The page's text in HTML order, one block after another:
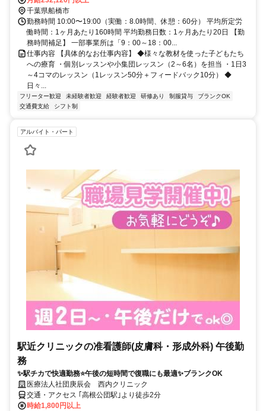
千葉県船橋市
勤務時間 10:00〜19:00（実働：8.0時間、休憩：60分） 平均所定労
働時間：1ヶ月あたり160時間 平均勤務日数：1ヶ月あたり20日 【勤
務時間補足】 一部事業所は「9：00～18：00...
仕事内容 【具体的なお仕事内容】 ◆様々な教材を使った子どもたち
への療育 ・個別レッスンや小集団レッスン（2～6名）を担当 ・1日3
～4コマのレッスン（1レッスン50分＋フィードバック10分） ◆
日々...
フリーター歓迎 未経験者歓迎 経験者歓迎 研修あり 制服貸与
ブランクOK
交通費支給
シフト制
アルバイト・パート
駅近クリニックの准看護師(皮膚科・形成外科) 午後勤
務
✨駅チカで快適勤務⭐午後の短時間で復職にも最適✨ブランクOK
医療法人社団庚辰会 西内クリニック
交通・アクセス ｢高根公団駅｣より徒歩2分
時給1,800円以上